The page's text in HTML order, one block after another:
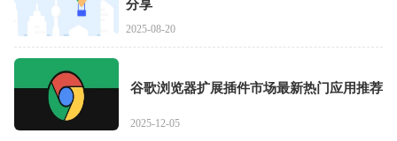
分享
2025-08-20
谷歌浏览器扩展插件市场最新热门应用推荐
2025-12-05